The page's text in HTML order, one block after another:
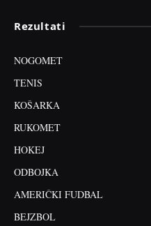
Rezultati
NOGOMET
TENIS
KOŠARKA
RUKOMET
HOKEJ
ODBOJKA
AMERIČKI FUDBAL
BEJZBOL